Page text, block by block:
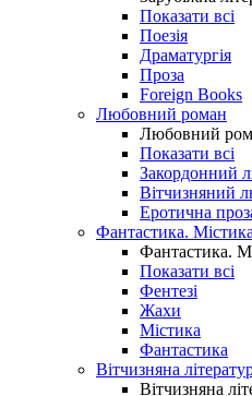
Показати всі
Поезія
Драматургія
Проза
Foreign Books
Любовний роман
Любовний
Показати всі
Закордонний
Вітчизняний
Еротична
Фантастика. Містика
Фантастика.
Показати всі
Фентезі
Жахи
Містика
Фантастика
Вітчизняна
Вітчизняна